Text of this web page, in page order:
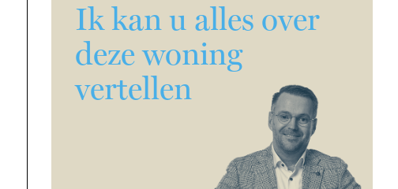
Ik kan u alles over
deze woning
vertellen